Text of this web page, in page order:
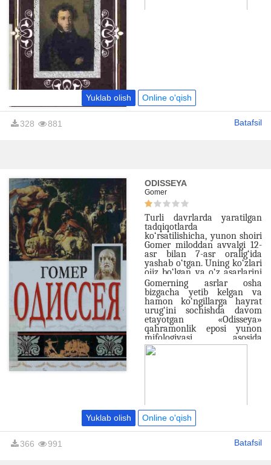
Yuklab olish Online o'qish
328 881 Batafsil
ODISSEYA
Gomer
Turli davrlarda yaratilgan
tadqiqotlarda
ko‘rsatilishicha, yunon shoiri
Gomer miloddan avvalgi 12-
asr bilan 7-asr oralig‘ida
yashab o‘tgan. Uning ko‘zlari
ojiz bo‘lgan va o‘z asarlarini
baxshilar kabi og‘zaki
aytgan. Ularni kim, qachon
yozib olgani aniq emas.
Gomerning asrlar osha
bizgacha yetib kelgan va
hamon ko‘ngillarga hayrat
urug‘ini sochishda davom
etayotgan «Odisseya»
qahramonlik eposi yunon
mifologiyasi asosida
yaratilgan. Shu bilan birga,
unda faqat she’rlar, afsonalar
Yuklab olish Online o'qish
366 991 Batafsil